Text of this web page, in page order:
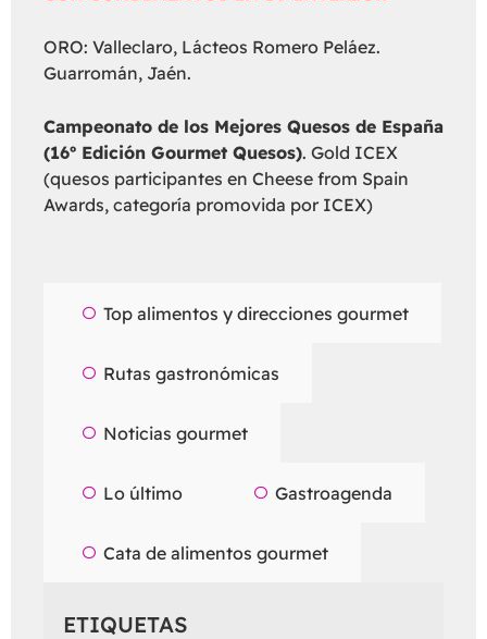
ORO: Valleclaro, Lácteos Romero Peláez.
Guarromán, Jaén.
Campeonato de los Mejores Quesos de España
(16º Edición Gourmet Quesos). Gold ICEX
(quesos participantes en Cheese from Spain
Awards, categoría promovida por ICEX)
Top alimentos y direcciones gourmet
Rutas gastronómicas
Noticias gourmet
Lo último Gastroagenda
Cata de alimentos gourmet
ETIQUETAS